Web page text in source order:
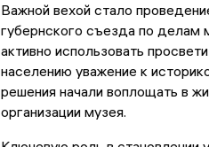
Важной вехой стало
губернского съезда по делам
активно использовать
населению уважение к
решения начали воплощать в
организации музея.